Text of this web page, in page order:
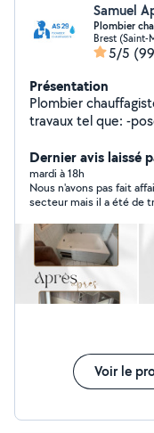
Samuel
Plombier
Brest (Saint-
5/5
Présentation
Plombier chauffagiste Disponibles pour
travaux tel que: -pose de bac de douche - pose de
bain -débouchage
installation
Dernier avis laissé
mardi à 18h
Nous n'avons pas fait
secteur mais il a été de
Voir le